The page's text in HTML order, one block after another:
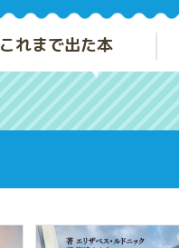
これまで出た本